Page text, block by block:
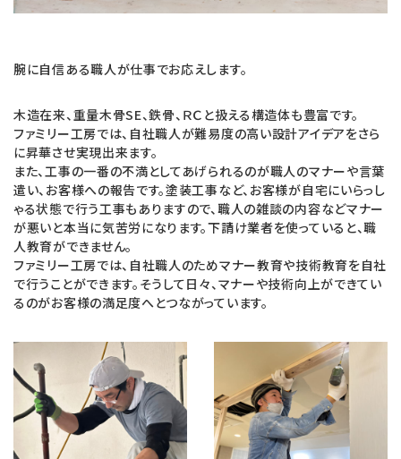
腕に自信ある職人が仕事でお応えします。
木造在来、重量木骨SE、鉄骨、ＲＣと扱える構造体も豊富です。
ファミリー工房では、自社職人が難易度の高い設計アイデアをさら
に昇華させ実現出来ます。
また、工事の一番の不満としてあげられるのが職人のマナーや言葉
遣い、お客様への報告です。塗装工事など、お客様が自宅にいらっし
ゃる状態で行う工事もありますので、職人の雑談の内容などマナー
が悪いと本当に気苦労になります。下請け業者を使っていると、職
人教育ができません。
ファミリー工房では、自社職人のためマナー教育や技術教育を自社
で行うことができます。そうして日々、マナーや技術向上ができてい
るのがお客様の満足度へとつながっています。